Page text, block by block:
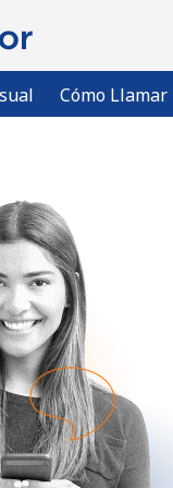
Cómo Llamar